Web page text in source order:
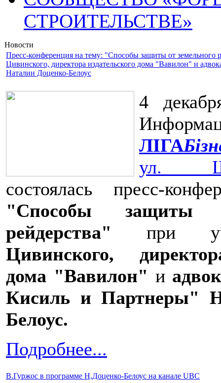
СТРОИТЕЛЬСТВЕ»
Новости
Пресс-конференция на тему: "Способы защиты от земельного
Цивинского, директора издательского дома "Вавилон" и
Наталии Доценко-Белоус
4
ЛІГА
ул.
состоялась пресс-
"Способы защиты
рейдерства" при
Цивинского,
дома "Вавилон" и
Кисиль и Партнеры"
Белоус.
Подробнее...
В.Гуржос в программе Н,Доценко-Белоус на канале UBC